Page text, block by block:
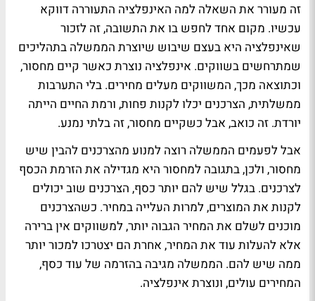
זה מעורר את השאלה למה האינפלציה התעוררה דווקא
עכשיו. מקום אחד לחפש בו את התשובה, זה לזכור
שאינפלציה היא בעצם שיבוש שיוצרת הממשלה בתהליכים
שמתרחשים בשווקים. אינפלציה נוצרת כאשר קיים מחסור,
וכתוצאה מכך, המשווקים מעלים מחירים. בלי התערבות
ממשלתית, הצרכנים יכלו לקנות פחות, ורמת החיים הייתה
יורדת. זה כואב, אבל כשקיים מחסור, זה בלתי נמנע.
אבל לפעמים הממשלה רוצה למנוע מהצרכנים להבין שיש
מחסור, ולכן, בתגובה למחסור היא מגדילה את הזרמת הכסף
לצרכנים. בגלל שיש להם יותר כסף, הצרכנים שוב יכולים
לקנות את המוצרים, למרות העלייה במחיר. כשהצרכנים
מוכנים לשלם את המחיר הגבוה יותר, למשווקים אין ברירה
אלא להעלות עוד את המחיר, אחרת הם יצטרכו למכור יותר
ממה שיש להם. הממשלה מגיבה בהזרמה של עוד כסף,
המחירים עולים, ונוצרת אינפלציה.